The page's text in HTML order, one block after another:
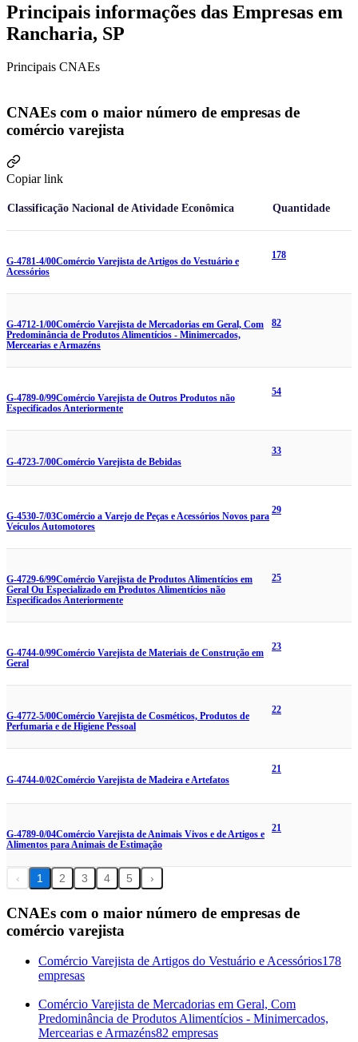
Principais informações das Empresas em
Rancharia, SP
Principais CNAEs
CNAEs com o maior número de empresas de
comércio varejista
Copiar link
Classificação Nacional de Atividade Econômica Quantidade
G-4781-4/00Comércio Varejista de Artigos do Vestuário e
Acessórios
178
G-4712-1/00Comércio Varejista de Mercadorias em Geral, Com
Predominância de Produtos Alimentícios - Minimercados,
Mercearias e Armazéns
82
G-4789-0/99Comércio Varejista de Outros Produtos não
Especificados Anteriormente
54
G-4723-7/00Comércio Varejista de Bebidas
33
G-4530-7/03Comércio a Varejo de Peças e Acessórios Novos para
Veículos Automotores
29
G-4729-6/99Comércio Varejista de Produtos Alimentícios em
Geral Ou Especializado em Produtos Alimentícios não
Especificados Anteriormente
25
G-4744-0/99Comércio Varejista de Materiais de Construção em
Geral
23
G-4772-5/00Comércio Varejista de Cosméticos, Produtos de
Perfumaria e de Higiene Pessoal
22
G-4744-0/02Comércio Varejista de Madeira e Artefatos
21
G-4789-0/04Comércio Varejista de Animais Vivos e de Artigos e
Alimentos para Animais de Estimação
21
‹ 1 2 3 4 5 ›
CNAEs com o maior número de empresas de
comércio varejista
Comércio Varejista de Artigos do Vestuário e Acessórios178
empresas
Comércio Varejista de Mercadorias em Geral, Com
Predominância de Produtos Alimentícios - Minimercados,
Mercearias e Armazéns82 empresas